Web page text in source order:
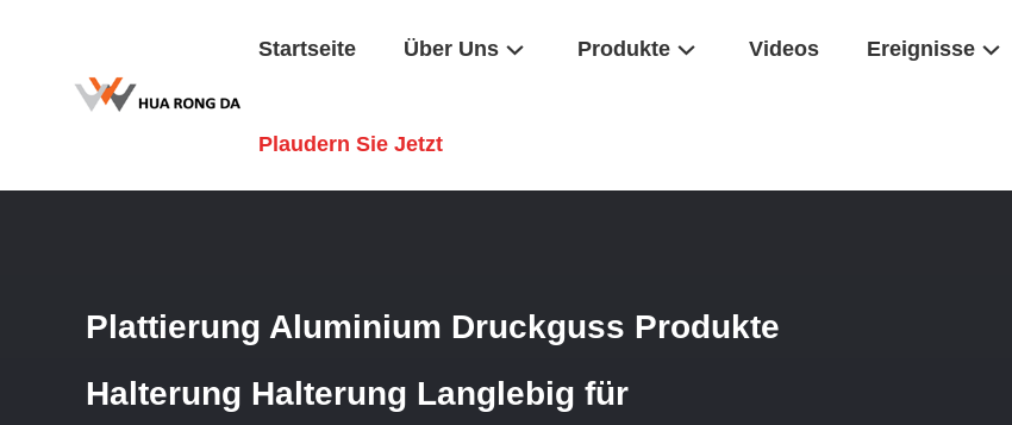
Startseite Über Uns Produkte Videos Ereignisse
Plaudern Sie Jetzt
Plattierung Aluminium Druckguss Produkte
Halterung Halterung Langlebig für